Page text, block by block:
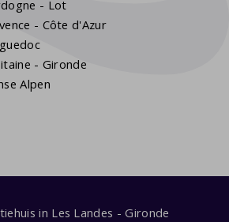
- Lot
- Côte d'Azur
- Gironde
Alpen
in Les Landes - Gironde